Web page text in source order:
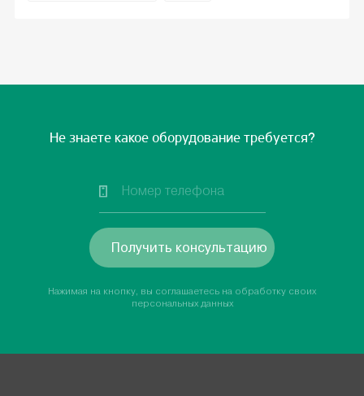
Не знаете какое оборудование требуется?
Получить консультацию
Нажимая на кнопку, вы соглашаетесь на обработку своих
персональных данных